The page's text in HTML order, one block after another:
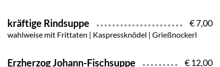
kräftige Rindsuppe € 7,00
wahlweise mit Frittaten | Kaspressknödel | Grießnockerl
Erzherzog Johann-Fischsuppe € 12,00